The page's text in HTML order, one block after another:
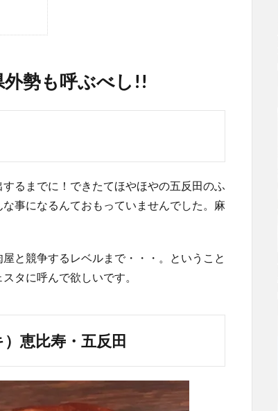
勢も呼ぶべし!!
るまでに！できたてほやほやの五反田のふ
事になるんておもっていませんでした。麻
と競争するレベルまで・・・。ということ
タに呼んで欲しいです。
恵比寿・五反田